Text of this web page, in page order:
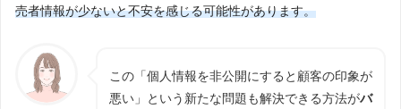
売者情報が少ないと不安を感じる可能性があります。
この「個人情報を非公開にすると顧客の印象が
悪い」という新たな問題も解決できる方法がバ